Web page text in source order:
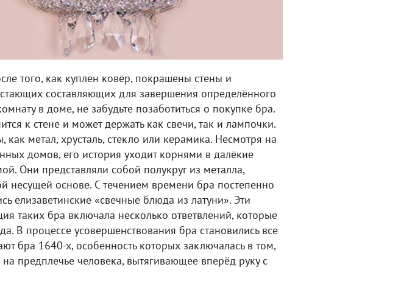
того, как куплен ковёр, покрашены стены и
составляющих для завершения определённого
в доме, не забудьте позаботиться о покупке бра.
к стене и может держать как свечи, так и лампочки.
метал, хрусталь, стекло или керамика. Несмотря на
домов, его история уходит корнями в далёкие
Они представляли собой полукруг из металла,
несущей основе. С течением времени бра постепенно
елизаветинские «свечные блюда из латуни». Эти
таких бра включала несколько ответвлений, которые
В процессе усовершенствования бра становились все
бра 1640-х, особенность которых заключалась в том,
предплечье человека, вытягивающее вперёд руку с